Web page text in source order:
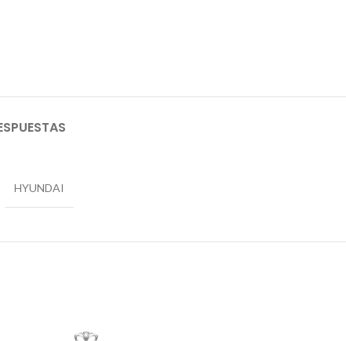
HYUNDAI